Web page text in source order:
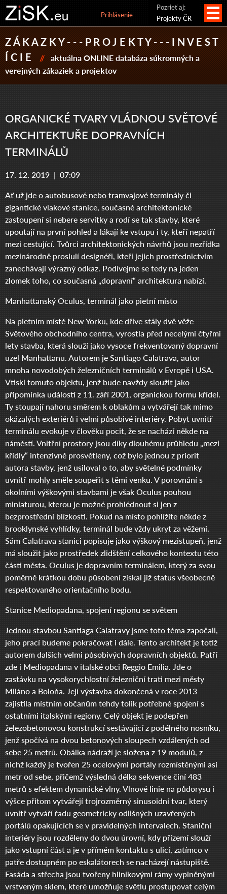
Pozrieť aj:
Projekty ČR
Prihlásenie
Z Á K A Z K Y - - - P R O J E K T Y - - - I N V E S T
Í C I E
// aktuálna ONLINE databáza súkromných a
verejných zákaziek a projektov
ORGANICKÉ TVARY VLÁDNOU SVĚTOVÉ
ARCHITEKTUŘE DOPRAVNÍCH
TERMINÁLŮ
17. 12. 2019 | 07:09
Ať už jde o autobusové nebo tramvajové terminály či
gigantické vlakové stanice, současné architektonické
zastoupení si nebere servítky a rodí se tak stavby, které
upoutají na první pohled a lákají ke vstupu i ty, kteří nepatří
mezi cestující. Tvůrci architektonických návrhů jsou nezřídka
mezinárodně proslulí designéři, kteří jejich prostřednictvím
zanechávají výrazný odkaz. Podívejme se tedy na jeden
zlomek toho, co současná „dopravní“ architektura nabízí.
Manhattanský Oculus, terminál jako pietní místo
Na pietním místě New Yorku, kde dříve stály dvě věže
Světového obchodního centra, vyrostla před necelými čtyřmi
lety stavba, která slouží jako vysoce frekventovaný dopravní
uzel Manhattanu. Autorem je Santiago Calatrava, autor
mnoha novodobých železničních terminálů v Evropě i USA.
Vtiskl tomuto objektu, jenž bude navždy sloužit jako
připomínka událostí z 11. září 2001, organickou formu křídel.
Ty stoupají nahoru směrem k oblakům a vytvářejí tak mimo
okázalých exteriérů i velmi působivé interiéry. Pobyt uvnitř
terminálu evokuje v člověku pocit, že se nachází někde na
náměstí. Vnitřní prostory jsou díky dlouhému průhledu „mezi
křídly“ intenzivně prosvětleny, což bylo jednou z priorit
autora stavby, jenž usiloval o to, aby světelné podmínky
uvnitř mohly směle soupeřit s těmi venku. V porovnání s
okolními výškovými stavbami je však Oculus pouhou
miniaturou, kterou je možné prohlédnout si jen z
bezprostřední blízkosti. Pokud na místo pohlížíte někde z
brooklynské vyhlídky, terminál bude vždy ukryt za věžemi.
Sám Calatrava stanici popisuje jako výškový mezistupeň, jenž
má sloužit jako prostředek zlidštění celkového kontextu této
části města. Oculus je dopravním terminálem, který za svou
poměrně krátkou dobu působení získal již status všeobecně
respektovaného orientačního bodu.
Stanice Mediopadana, spojení regionu se světem
Jednou stavbou Santiaga Calatravy jsme toto téma započali,
jeho prací budeme pokračovat i dále. Tento architekt je totiž
autorem dalších velmi působivých dopravních objektů. Patří
zde i Mediopadana v italské obci Reggio Emilia. Jde o
zastávku na vysokorychlostní železniční trati mezi městy
Miláno a Boloňa. Její výstavba dokončená v roce 2013
zajistila místním občanům tehdy tolik potřebné spojení s
ostatními italskými regiony. Celý objekt je podepřen
železobetonovou konstrukcí sestávající z podélného nosníku,
jenž spočívá na dvou betonových sloupech vzdálených od
sebe 25 metrů. Obálka nádraží je složena z 19 modulů, z
nichž každý je tvořen 25 ocelovými portály rozmístěnými asi
metr od sebe, přičemž výsledná délka sekvence činí 483
metrů s efektem dynamické vlny. Vlnové linie na půdorysu i
výšce přitom vytvářejí trojrozměrný sinusoidní tvar, který
uvnitř vytváří řadu geometricky odlišných uzavřených
portálů opakujících se v pravidelných intervalech. Staniční
interiéry jsou rozděleny do dvou úrovní, kdy přízemí slouží
jako vstupní část a je v přímém kontaktu s ulicí, zatímco v
patře dostupném po eskalátorech se nacházejí nástupiště.
Fasáda a střecha jsou tvořeny hliníkovými rámy vyplněnými
vrstveným sklem, které umožňuje světlu prostupovat celým